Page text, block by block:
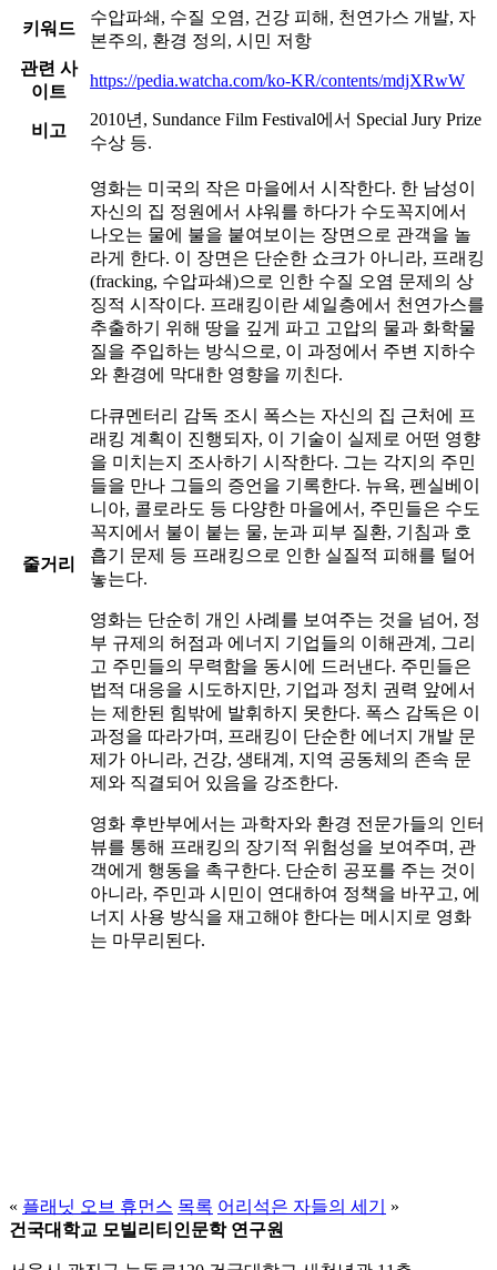
키워드
수압파쇄, 수질 오염, 건강 피해, 천연가스 개발, 자
본주의, 환경 정의, 시민 저항
관련 사
이트
https://pedia.watcha.com/ko-KR/contents/mdjXRwW
비고
2010년, Sundance Film Festival에서 Special Jury Prize
수상 등.
줄거리
영화는 미국의 작은 마을에서 시작한다. 한 남성이
자신의 집 정원에서 샤워를 하다가 수도꼭지에서
나오는 물에 불을 붙여보이는 장면으로 관객을 놀
라게 한다. 이 장면은 단순한 쇼크가 아니라, 프래킹
(fracking, 수압파쇄)으로 인한 수질 오염 문제의 상
징적 시작이다. 프래킹이란 셰일층에서 천연가스를
추출하기 위해 땅을 깊게 파고 고압의 물과 화학물
질을 주입하는 방식으로, 이 과정에서 주변 지하수
와 환경에 막대한 영향을 끼친다.
다큐멘터리 감독 조시 폭스는 자신의 집 근처에 프
래킹 계획이 진행되자, 이 기술이 실제로 어떤 영향
을 미치는지 조사하기 시작한다. 그는 각지의 주민
들을 만나 그들의 증언을 기록한다. 뉴욕, 펜실베이
니아, 콜로라도 등 다양한 마을에서, 주민들은 수도
꼭지에서 불이 붙는 물, 눈과 피부 질환, 기침과 호
흡기 문제 등 프래킹으로 인한 실질적 피해를 털어
놓는다.
영화는 단순히 개인 사례를 보여주는 것을 넘어, 정
부 규제의 허점과 에너지 기업들의 이해관계, 그리
고 주민들의 무력함을 동시에 드러낸다. 주민들은
법적 대응을 시도하지만, 기업과 정치 권력 앞에서
는 제한된 힘밖에 발휘하지 못한다. 폭스 감독은 이
과정을 따라가며, 프래킹이 단순한 에너지 개발 문
제가 아니라, 건강, 생태계, 지역 공동체의 존속 문
제와 직결되어 있음을 강조한다.
영화 후반부에서는 과학자와 환경 전문가들의 인터
뷰를 통해 프래킹의 장기적 위험성을 보여주며, 관
객에게 행동을 촉구한다. 단순히 공포를 주는 것이
아니라, 주민과 시민이 연대하여 정책을 바꾸고, 에
너지 사용 방식을 재고해야 한다는 메시지로 영화
는 마무리된다.
« 플래닛 오브 휴먼스 목록 어리석은 자들의 세기
»
건국대학교 모빌리티인문학 연구원